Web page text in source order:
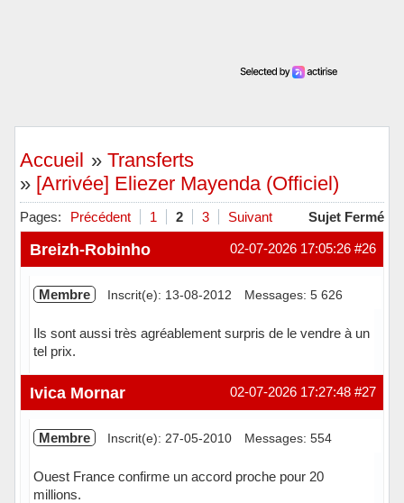
Accueil »Transferts
» [Arrivée] Eliezer Mayenda (Officiel)
Pages: Précédent 1 2 3 Suivant Sujet Fermé
#26
02-07-2026 17:05:26
Breizh-Robinho
Membre Inscrit(e): 13-08-2012 Messages: 5 626
Ils sont aussi très agréablement surpris de le vendre à un
tel prix.
Hors ligne #27
02-07-2026 17:27:48
Ivica Mornar
Membre Inscrit(e): 27-05-2010 Messages: 554
Ouest France confirme un accord proche pour 20
millions.